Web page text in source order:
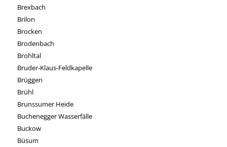
Brexbach
Brilon
Brocken
Brodenbach
Brohltal
Bruder-Klaus-Feldkapelle
Brüggen
Brühl
Brunssumer Heide
Buchenegger Wasserfälle
Buckow
Büsum